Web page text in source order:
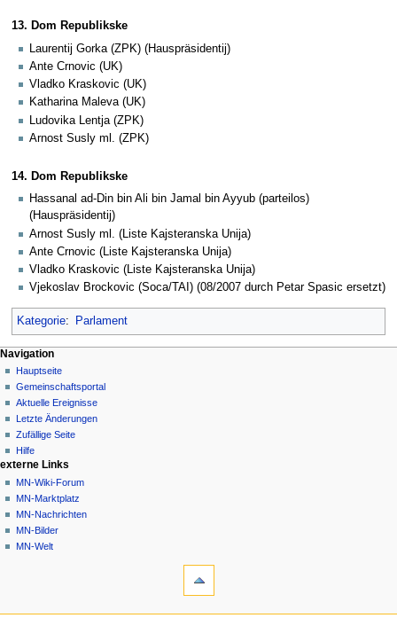
13. Dom Republikske
Laurentij Gorka (ZPK) (Hauspräsidentij)
Ante Crnovic (UK)
Vladko Kraskovic (UK)
Katharina Maleva (UK)
Ludovika Lentja (ZPK)
Arnost Susly ml. (ZPK)
14. Dom Republikske
Hassanal ad-Din bin Ali bin Jamal bin Ayyub (parteilos)
(Hauspräsidentij)
Arnost Susly ml. (Liste Kajsteranska Unija)
Ante Crnovic (Liste Kajsteranska Unija)
Vladko Kraskovic (Liste Kajsteranska Unija)
Vjekoslav Brockovic (Soca/TAI) (08/2007 durch Petar Spasic ersetzt)
Kategorie: Parlament
Navigationsmenü
Seitenaktionen
Seite
Diskussion
Lesen
Quelltext
anzeigen
Versionsgeschichte
Meine Werkzeuge
Nicht
angemeldet
Diskussionsseite
Beiträge
Anmelden
Navigation
Hauptseite
Gemeinschafts­portal
Aktuelle Ereignisse
Letzte Änderungen
Zufällige Seite
Hilfe
externe Links
MN-Wiki-Forum
MN-Marktplatz
MN-Nachrichten
MN-Bilder
MN-Welt
Navigation